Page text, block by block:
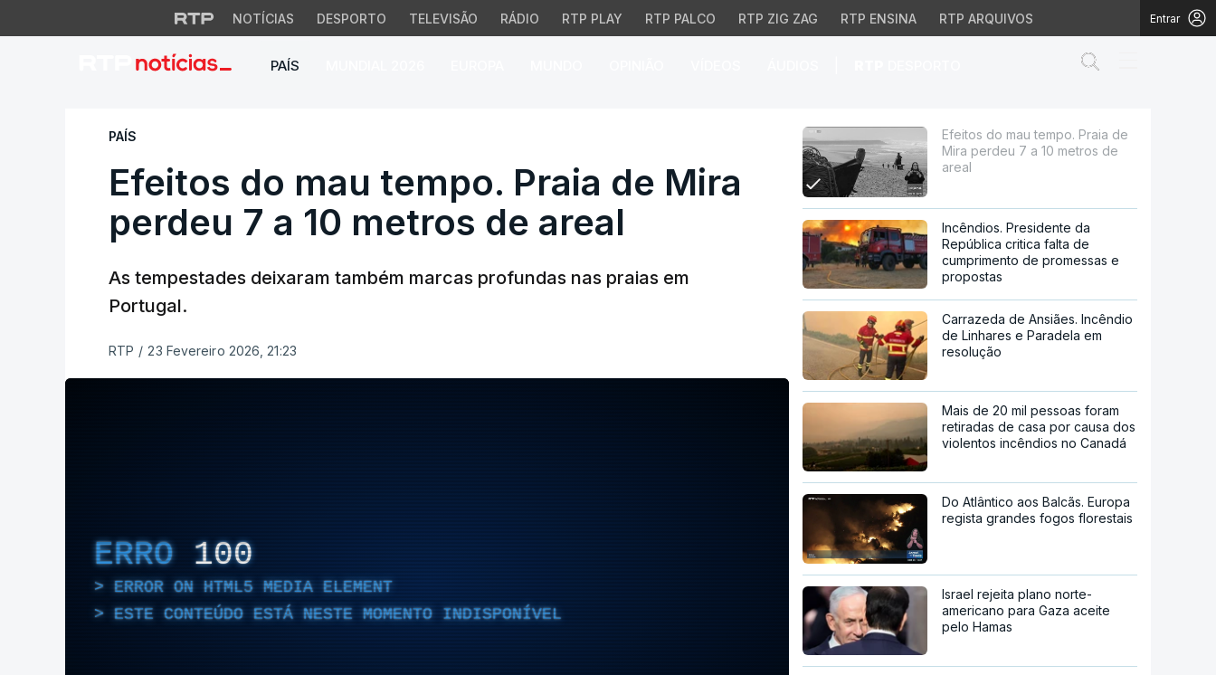
NOTÍCIAS DESPORTO TELEVISÃO RÁDIO RTP PLAY RTP PALCO RTP ZIG ZAG RTP ENSINA RTP ARQUIVOS Entrar
PAÍS
Efeitos do mau tempo. Praia de Mira perdeu 7 a 10 metros de
PAÍS
Efeitos do mau tempo. Praia de Mira
perdeu 7 a 10 metros de areal
As tempestades deixaram também marcas profundas nas praias em
Portugal.
RTP / 23 Fevereiro 2026, 21:23
ERRO 100
ERROR ON HTML5 MEDIA ELEMENT
ESTE CONTEÚDO ESTÁ NESTE MOMENTO INDISPONÍVEL
Efeitos do mau tempo. Praia de
Mira perdeu 7 a 10 metros de
areal
Incêndios. Presidente da
República critica falta de
cumprimento de promessas e
propostas
Carrazeda de Ansiães. Incêndio
de Linhares e Paradela em
resolução
Mais de 20 mil pessoas foram
retiradas de casa por causa dos
violentos incêndios no Canadá
Do Atlântico aos Balcãs. Europa
regista grandes fogos florestais
Israel rejeita plano norte-
americano para Gaza aceite
pelo Hamas